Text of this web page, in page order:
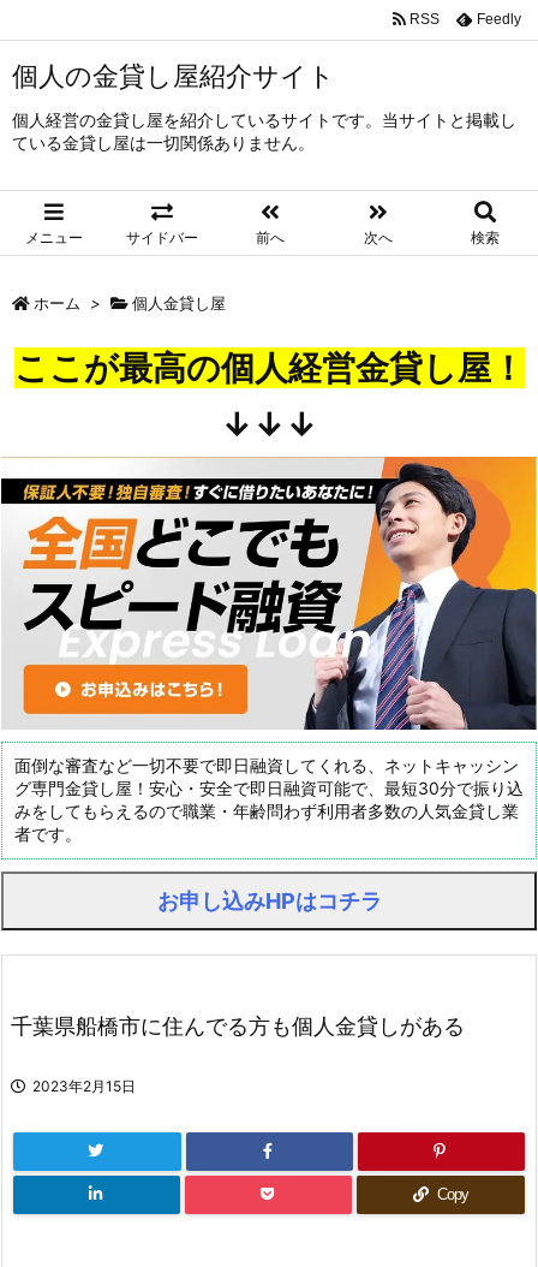
個人の金貸し屋紹介サイト
個人経営の金貸し屋を紹介しているサイトです。当サイトと掲載し
ている金貸し屋は一切関係ありません。
メニュー サイドバー 前へ 次へ 検索
RSS Feedly
ホーム > 個人金貸し屋
ここが最高の個人経営金貸し屋！
↓↓↓
面倒な審査など一切不要で即日融資してくれる、ネットキャッシン
グ専門金貸し屋！安心・安全で即日融資可能で、最短30分で振り込
みをしてもらえるので職業・年齢問わず利用者多数の人気金貸し業
者です。
お申し込みHPはコチラ
千葉県船橋市に住んでる方も個人金貸しがある
2023年2月15日
Copy